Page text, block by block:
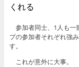
くれる
参加者同士、1人も一
プの参加者それぞれ強
す。
これが意外に大事。